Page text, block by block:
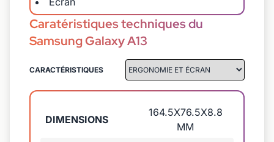
Caratéristiques techniques du
Samsung Galaxy A13
CARACTÉRISTIQUES
DIMENSIONS
164.5X76.5X8.8
MM